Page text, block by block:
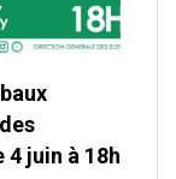
juin à 18h